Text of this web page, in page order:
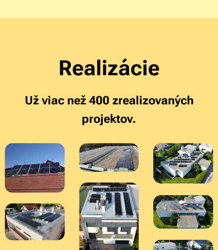
Realizácie
Už viac než 400 zrealizovaných
projektov.